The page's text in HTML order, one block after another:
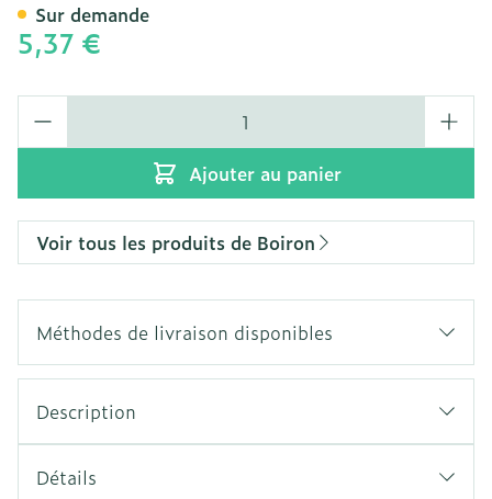
5,37 €
Ajouter au panier
Sur demande
Voir tous les produits de Boiron
Méthodes de livraison disponibles
Description
Détails